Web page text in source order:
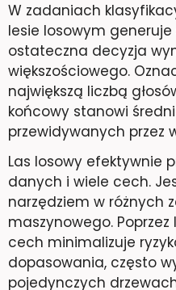
W zadaniach
lesie losowym
ostateczna decyzja
większościowego.
największą liczbą
końcowy stanowi
przewidywanych przez
Las losowy efektywnie
danych i wiele cech.
narzędziem w różnych
maszynowego.
cech minimalizuje
dopasowania, często
pojedynczych